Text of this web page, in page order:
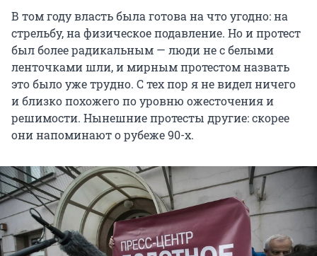
В том году власть была готова на что угодно: на
стрельбу, на физическое подавление. Но и протест
был более радикальным — люди не с белыми
ленточками шли, и мирным протестом назвать
это было уже трудно. С тех пор я не видел ничего
и близко похожего по уровню ожесточения и
решимости. Нынешние протесты другие: скорее
они напоминают о рубеже 90-х.